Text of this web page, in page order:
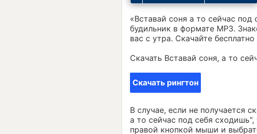
«Вставай соня а то сейчас
будильник в формате MP3.
вас с утра. Скачайте
Скачать Вставай соня, а то
Скачать рингтон
В случае, если не получается
а то сейчас под себя
правой кнопкой мыши и